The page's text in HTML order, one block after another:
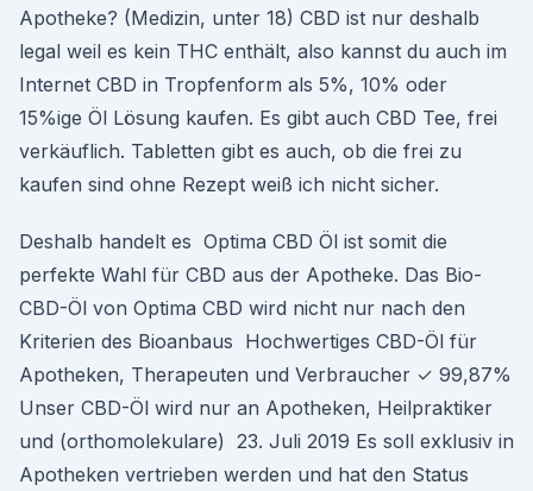
Apotheke? (Medizin, unter 18) CBD ist nur deshalb
legal weil es kein THC enthält, also kannst du auch im
Internet CBD in Tropfenform als 5%, 10% oder
15%ige Öl Lösung kaufen. Es gibt auch CBD Tee, frei
verkäuflich. Tabletten gibt es auch, ob die frei zu
kaufen sind ohne Rezept weiß ich nicht sicher.
Deshalb handelt es Optima CBD Öl ist somit die
perfekte Wahl für CBD aus der Apotheke. Das Bio-
CBD-Öl von Optima CBD wird nicht nur nach den
Kriterien des Bioanbaus Hochwertiges CBD-Öl für
Apotheken, Therapeuten und Verbraucher ✓ 99,87%
Unser CBD-Öl wird nur an Apotheken, Heilpraktiker
und (orthomolekulare) 23. Juli 2019 Es soll exklusiv in
Apotheken vertrieben werden und hat den Status